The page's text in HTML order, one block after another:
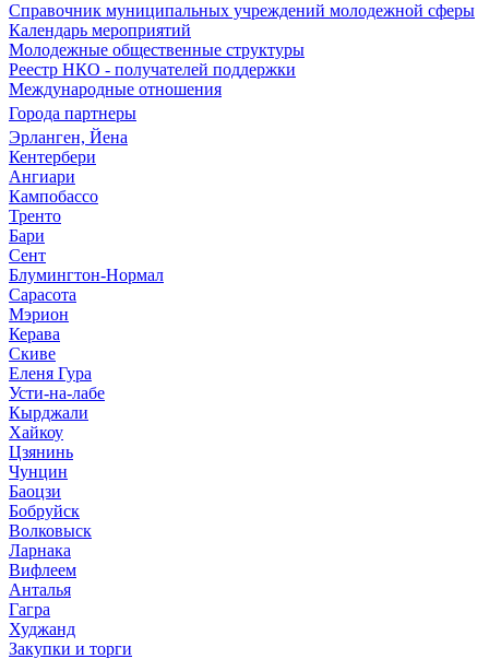
Справочник муниципальных учреждений молодежной сферы
Календарь мероприятий
Молодежные общественные структуры
Реестр НКО - получателей поддержки
Международные отношения
Города партнеры
Эрланген, Йена
Кентербери
Ангиари
Кампобассо
Тренто
Бари
Сент
Блумингтон-Нормал
Сарасота
Мэрион
Керава
Скиве
Еленя Гура
Усти-на-лабе
Кырджали
Хайкоу
Цзянинь
Чунцин
Баоцзи
Бобруйск
Волковыск
Ларнака
Вифлеем
Анталья
Гагра
Худжанд
Закупки и торги